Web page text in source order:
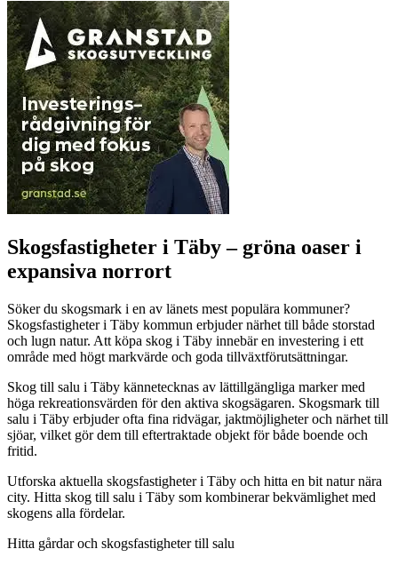
Skogsfastigheter i Täby – gröna oaser i
expansiva norrort
Söker du skogsmark i en av länets mest populära kommuner?
Skogsfastigheter i Täby kommun erbjuder närhet till både storstad
och lugn natur. Att köpa skog i Täby innebär en investering i ett
område med högt markvärde och goda tillväxtförutsättningar.
Skog till salu i Täby kännetecknas av lättillgängliga marker med
höga rekreationsvärden för den aktiva skogsägaren. Skogsmark till
salu i Täby erbjuder ofta fina ridvägar, jaktmöjligheter och närhet till
sjöar, vilket gör dem till eftertraktade objekt för både boende och
fritid.
Utforska aktuella skogsfastigheter i Täby och hitta en bit natur nära
city. Hitta skog till salu i Täby som kombinerar bekvämlighet med
skogens alla fördelar.
Hitta gårdar och skogsfastigheter till salu